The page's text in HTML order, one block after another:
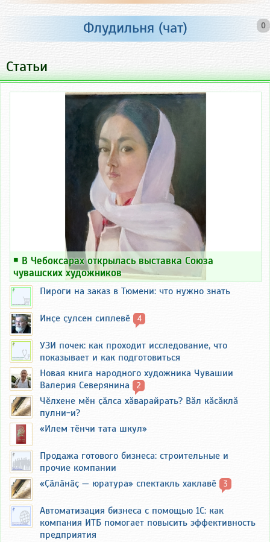
0
Флудильня (чат)
Статьи
￭ В Чебоксарах открылась выставка Союза
чувашских художников
Пироги на заказ в Тюмени: что нужно знать
Инҫе ҫулсен сиплевӗ 4
УЗИ почек: как проходит исследование, что
показывает и как подготовиться
Новая книга народного художника Чувашии
Валерия Северянина
2
Чӗлхене мӗн ҫӑлса хӑварайрать? Вӑл кӑсӑклӑ
пулни-и?
«Илем тӗнчи тата шкул»
Продажа готового бизнеса: строительные и
прочие компании
«Ҫӑлӑнӑҫ — юратура» спектакль хаклавӗ
3
Автоматизация бизнеса с помощью 1С: как
компания ИТБ помогает повысить эффективность
предприятия